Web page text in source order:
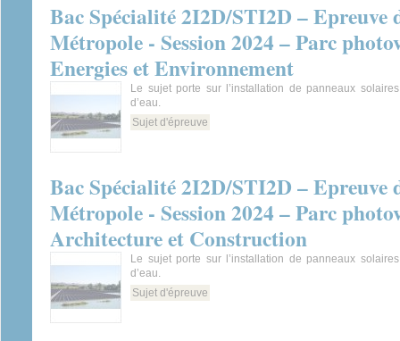
Bac Spécialité 2I2D/STI2D – Epreuve
Métropole - Session 2024 – Parc
Energies et Environnement
Le sujet porte sur l’installation de panneaux
d’eau.
Sujet d'épreuve
Bac Spécialité 2I2D/STI2D – Epreuve
Métropole - Session 2024 – Parc
Architecture et Construction
Le sujet porte sur l’installation de panneaux
d’eau.
Sujet d'épreuve